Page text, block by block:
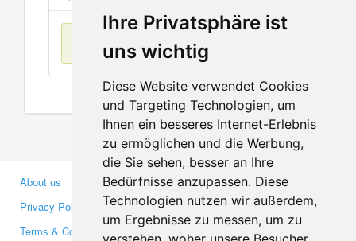
Ihre Privatsphäre ist
uns wichtig
Diese Website verwendet Cookies
und Targeting Technologien, um
Ihnen ein besseres Internet-Erlebnis
zu ermöglichen und die Werbung,
die Sie sehen, besser an Ihre
Bedürfnisse anzupassen. Diese
Technologien nutzen wir außerdem,
um Ergebnisse zu messen, um zu
No items found
About us
Privacy Policy
Terms & Conditions
Business Partners
Investors